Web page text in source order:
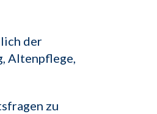
der
Altenpflege,
zu